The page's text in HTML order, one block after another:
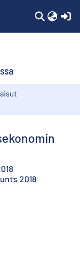
2018